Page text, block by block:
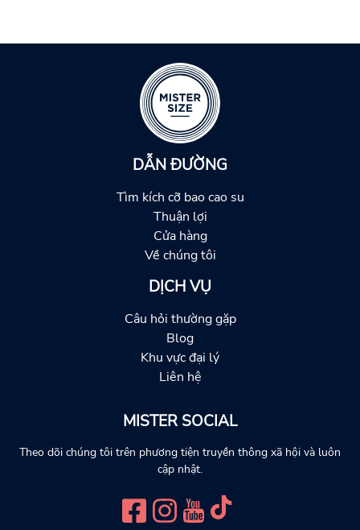
DẪN ĐƯỜNG
Tìm kích cỡ bao cao su
Thuận lợi
Cửa hàng
Về chúng tôi
DỊCH VỤ
Câu hỏi thường gặp
Blog
Khu vực đại lý
Liên hệ
MISTER SOCIAL
Theo dõi chúng tôi trên phương tiện truyền thông xã hội và luôn
cập nhật.